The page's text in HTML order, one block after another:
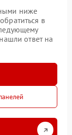
ниже
в
ответ на